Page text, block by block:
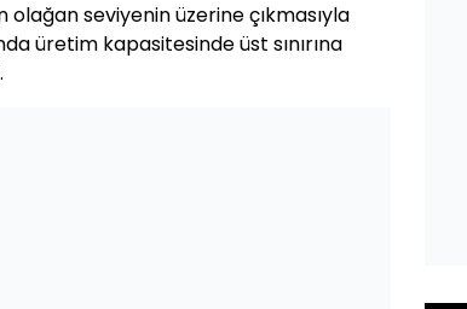
olağan seviyenin üzerine çıkmasıyla
üretim kapasitesinde üst sınırına